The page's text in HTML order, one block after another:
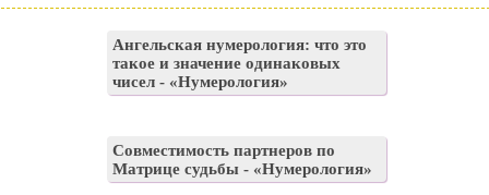
Ангельская нумерология: что это
такое и значение одинаковых
чисел - «Нумерология»
Совместимость партнеров по
Матрице судьбы - «Нумерология»